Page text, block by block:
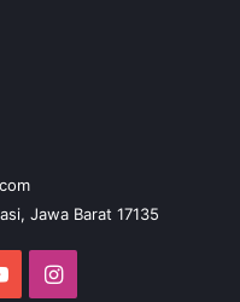
Jawa Barat 17135
YouTubeInstagram